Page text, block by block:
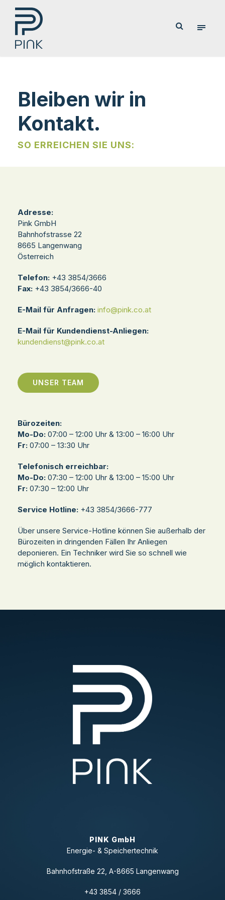
Bleiben wir in
Kontakt.
SO ERREICHEN SIE UNS:
Adresse:
Pink GmbH
Bahnhofstrasse 22
8665 Langenwang
Österreich
Telefon: +43 3854/3666
Fax: +43 3854/3666-40
E-Mail für Anfragen: info@pink.co.at
E-Mail für Kundendienst-Anliegen:
kundendienst@pink.co.at
UNSER TEAM
Bürozeiten:
Mo-Do: 07:00 – 12:00 Uhr & 13:00 – 16:00 Uhr
Fr: 07:00 – 13:30 Uhr
Telefonisch erreichbar:
Mo-Do: 07:30 – 12:00 Uhr & 13:00 – 15:00 Uhr
Fr: 07:30 – 12:00 Uhr
Service Hotline: +43 3854/3666-777
Über unsere Service-Hotline können Sie außerhalb der
Bürozeiten in dringenden Fällen Ihr Anliegen
deponieren. Ein Techniker wird Sie so schnell wie
möglich kontaktieren.
PINK GmbH
Energie- & Speichertechnik
Bahnhofstraße 22, A-8665 Langenwang
+43 3854 / 3666